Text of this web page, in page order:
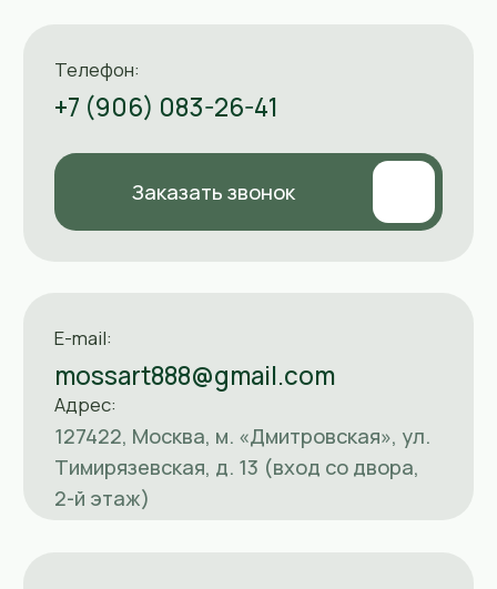
Собрать свою картину